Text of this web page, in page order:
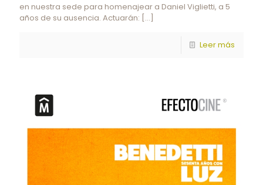
en nuestra sede para homenajear a Daniel Viglietti, a 5
años de su ausencia. Actuarán: […]
Leer más